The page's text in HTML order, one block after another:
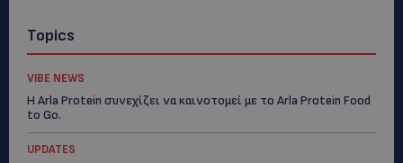
Topics
VIBE NEWS
Η Arla Protein συνεχίζει να καινοτομεί με το Arla Protein Food
to Go.
UPDATES